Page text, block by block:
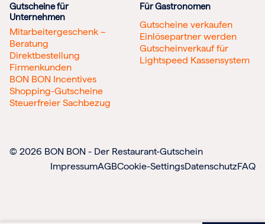
Gutscheine für
Unternehmen
Mitarbeitergeschenk –
Beratung
Direktbestellung
Firmenkunden
BON BON Incentives
Shopping-Gutscheine
Steuerfreier Sachbezug
Für Gastronomen
Gutscheine verkaufen
Einlösepartner werden
Gutscheinverkauf für
Lightspeed Kassensystem
© 2026 BON BON - Der Restaurant-Gutschein
ImpressumAGBCookie-SettingsDatenschutzFAQ